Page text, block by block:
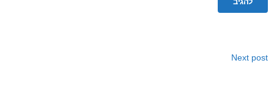
Next post